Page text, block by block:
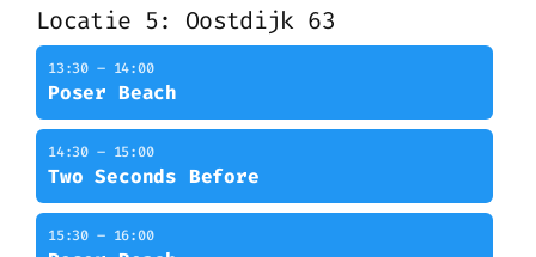
Locatie 5: Oostdijk 63
13:30 – 14:00
Poser Beach
14:30 – 15:00
Two Seconds Before
15:30 – 16:00